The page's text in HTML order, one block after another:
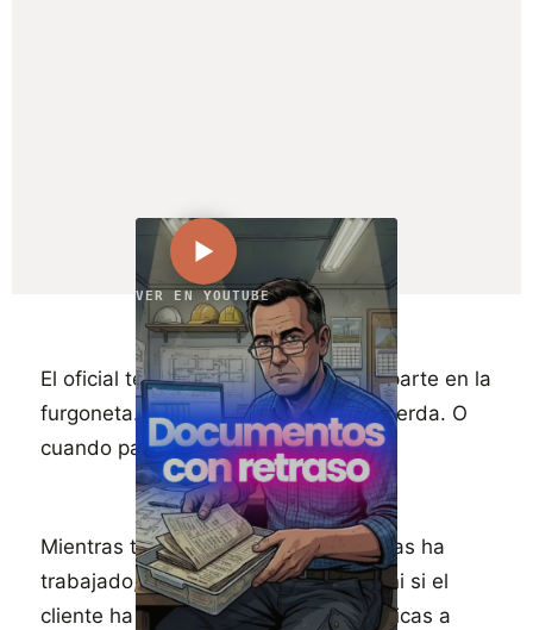
VER EN YOUTUBE
El oficial termina la jornada. Mete el parte en la
furgoneta. Y te lo trae cuando se acuerda. O
cuando pasas tú por la obra.
Mientras tanto no sabes cuántas horas ha
trabajado, qué materiales ha usado ni si el
cliente ha dado el visto bueno. Certificas a